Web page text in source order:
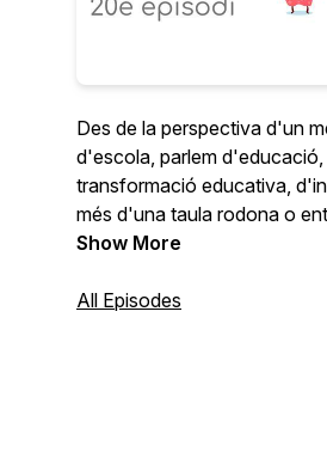
Des de la perspectiva d'un
d'escola, parlem d'educació,
transformació educativa,
més d'una taula rodona o
sobre un tema concret,
webs educatives amb Eulàlia
Show More
All Episodes